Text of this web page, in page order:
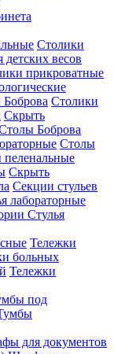
Столики
весов
прикроватные
Столики
Скрыть
Боброва
Столы
Скрыть
Секции стульев
лабораторные
Стулья
Тележки
больных
Тележки
под
для документов